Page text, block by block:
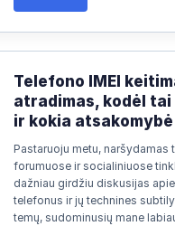
Telefono IMEI
atradimas, kodėl tai
ir kokia
Pastaruoju metu, naršydamas
forumuose ir socialiniuose
dažniau girdžiu diskusijas
telefonus ir jų technines
temų, sudominusių mane